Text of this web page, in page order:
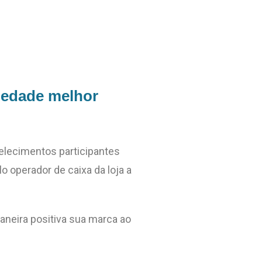
melhor
participantes
operador de caixa da loja a
positiva sua marca ao